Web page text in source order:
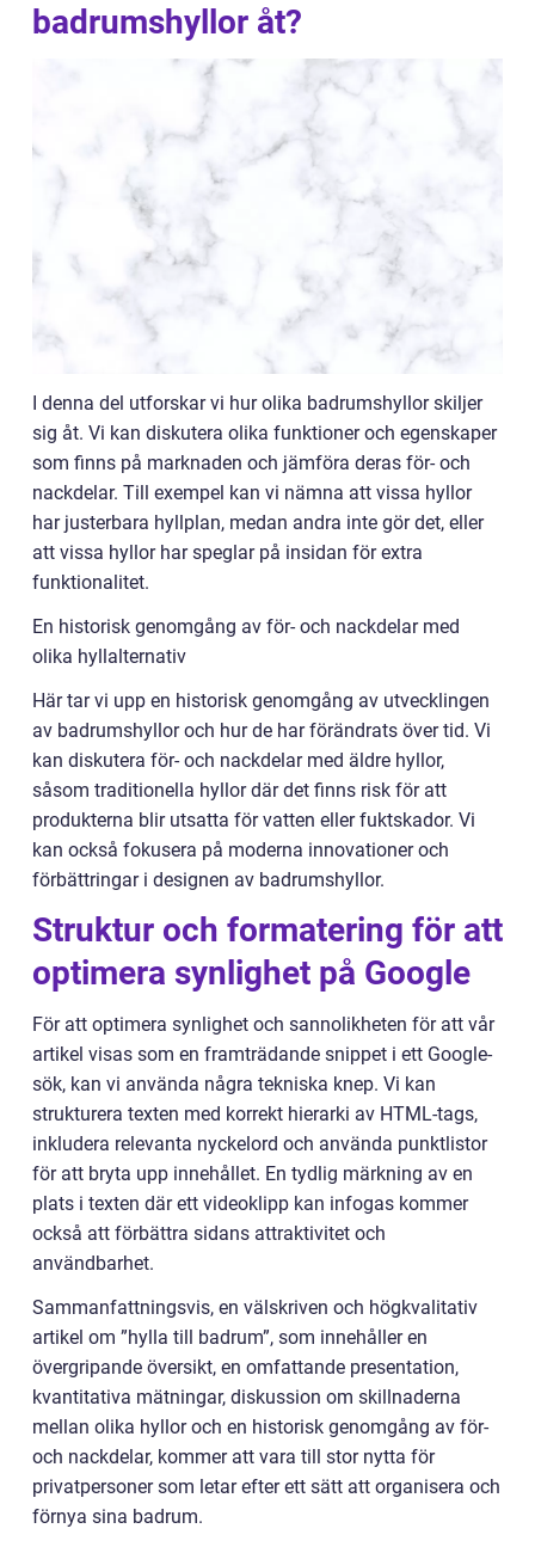
badrumshyllor åt?
I denna del utforskar vi hur olika badrumshyllor skiljer
sig åt. Vi kan diskutera olika funktioner och egenskaper
som finns på marknaden och jämföra deras för- och
nackdelar. Till exempel kan vi nämna att vissa hyllor
har justerbara hyllplan, medan andra inte gör det, eller
att vissa hyllor har speglar på insidan för extra
funktionalitet.
En historisk genomgång av för- och nackdelar med
olika hyllalternativ
Här tar vi upp en historisk genomgång av utvecklingen
av badrumshyllor och hur de har förändrats över tid. Vi
kan diskutera för- och nackdelar med äldre hyllor,
såsom traditionella hyllor där det finns risk för att
produkterna blir utsatta för vatten eller fuktskador. Vi
kan också fokusera på moderna innovationer och
förbättringar i designen av badrumshyllor.
Struktur och formatering för att
optimera synlighet på Google
För att optimera synlighet och sannolikheten för att vår
artikel visas som en framträdande snippet i ett Google-
sök, kan vi använda några tekniska knep. Vi kan
strukturera texten med korrekt hierarki av HTML-tags,
inkludera relevanta nyckelord och använda punktlistor
för att bryta upp innehållet. En tydlig märkning av en
plats i texten där ett videoklipp kan infogas kommer
också att förbättra sidans attraktivitet och
användbarhet.
Sammanfattningsvis, en välskriven och högkvalitativ
artikel om ”hylla till badrum”, som innehåller en
övergripande översikt, en omfattande presentation,
kvantitativa mätningar, diskussion om skillnaderna
mellan olika hyllor och en historisk genomgång av för-
och nackdelar, kommer att vara till stor nytta för
privatpersoner som letar efter ett sätt att organisera och
förnya sina badrum.